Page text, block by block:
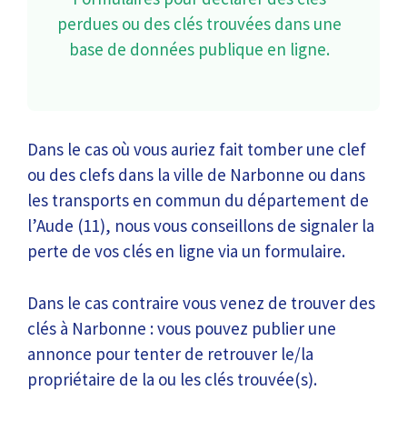
perdues ou des clés trouvées dans une
base de données publique en ligne.
Dans le cas où vous auriez fait tomber une clef
ou des clefs dans la ville de Narbonne ou dans
les transports en commun du département de
l’Aude (11), nous vous conseillons de signaler la
perte de vos clés en ligne via un formulaire.
Dans le cas contraire vous venez de trouver des
clés à Narbonne : vous pouvez publier une
annonce pour tenter de retrouver le/la
propriétaire de la ou les clés trouvée(s).